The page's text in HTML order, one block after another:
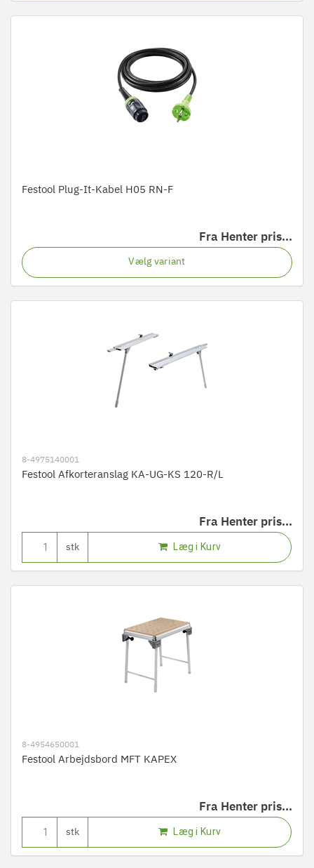
Festool Plug-It-Kabel H05 RN-F
Fra Henter pris...
Vælg variant
8-4975140001
Festool Afkorteranslag KA-UG-KS 120-R/L
Fra Henter pris...
stk Læg i Kurv
8-4954650001
Festool Arbejdsbord MFT KAPEX
Fra Henter pris...
stk Læg i Kurv